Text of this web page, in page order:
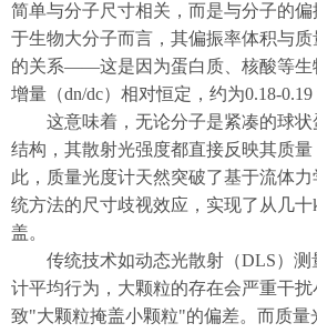
简单与分子尺寸相关，而是与分子的
于生物大分子而言，其偏振率体积与
的关系——这是因为蛋白质、核酸等生
增量（dn/dc）相对恒定，约为0.18-0.19
这意味着，无论分子是紧凑的球状
结构，其散射光强度都直接反映其质
此，质量光度计天然突破了基于流体
统方法的尺寸歧视效应，实现了从几十
盖。
传统技术如动态光散射（DLS）
计平均行为，大颗粒的存在会严重干
致"大颗粒掩盖小颗粒"的偏差。而质量